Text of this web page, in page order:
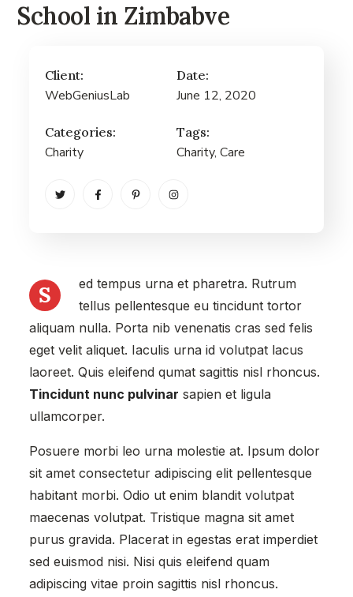
School in Zimbabve
S
ed tempus urna et pharetra. Rutrum
tellus pellentesque eu tincidunt tortor
aliquam nulla. Porta nib venenatis cras sed felis
eget velit aliquet. Iaculis urna id volutpat lacus
laoreet. Quis eleifend qumat sagittis nisl rhoncus.
Tincidunt nunc pulvinar sapien et ligula
ullamcorper.
Posuere morbi leo urna molestie at. Ipsum dolor
sit amet consectetur adipiscing elit pellentesque
habitant morbi. Odio ut enim blandit volutpat
maecenas volutpat. Tristique magna sit amet
purus gravida. Placerat in egestas erat imperdiet
sed euismod nisi. Nisi quis eleifend quam
adipiscing vitae proin sagittis nisl rhoncus.
Client:
WebGeniusLab
Date:
June 12, 2020
Categories:
Charity
Tags:
Charity, Care